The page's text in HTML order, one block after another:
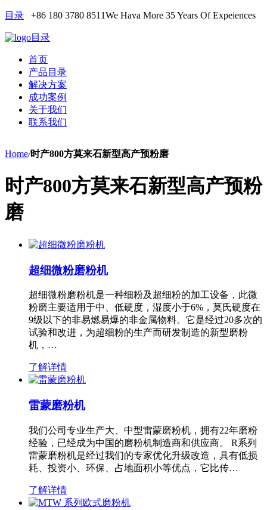
目录 +86 180 3780 8511We Hava More 35 Years Of Expeiences
目录
首页
产品目录
解决方案
成功案例
关于我们
联系我们
Home/时产800方莫来石新型高产预粉磨
时产800方莫来石新型高产预粉
磨
超细微粉磨粉机
超细微粉磨粉机是一种细粉及超细粉的加工设备，此微
粉磨主要适用于中、低硬度，湿度小于6%，莫氏硬度在
9级以下的非易燃易爆的非金属物料。它是经过20多次的
试验和改进，为超细粉的生产而研发制造的新型磨粉
机，…
了解详情
雷蒙磨粉机
我们公司专业生产大、中型雷蒙磨粉机，拥有22年磨粉
经验，已经成为中国的磨粉机制造商和供应商。 R系列
雷蒙磨粉机是经过我们的专家优化升级改造，具有低损
耗、投资小、环保、占地面积小等优点，它比传…
了解详情